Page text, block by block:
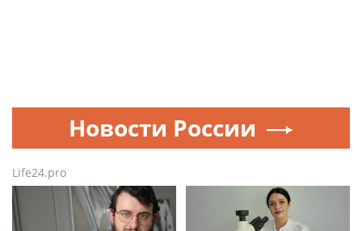
Новости России
Life24.pro